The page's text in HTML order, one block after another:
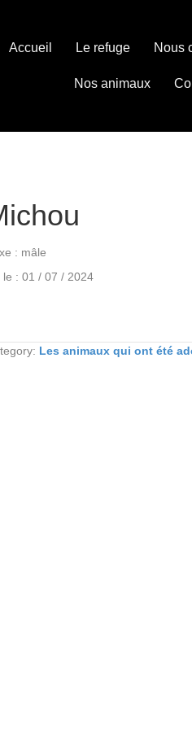
Accueil Le refuge Nous
Nos animaux
: mâle
le : 01 / 07 / 2024
Les animaux qui ont été